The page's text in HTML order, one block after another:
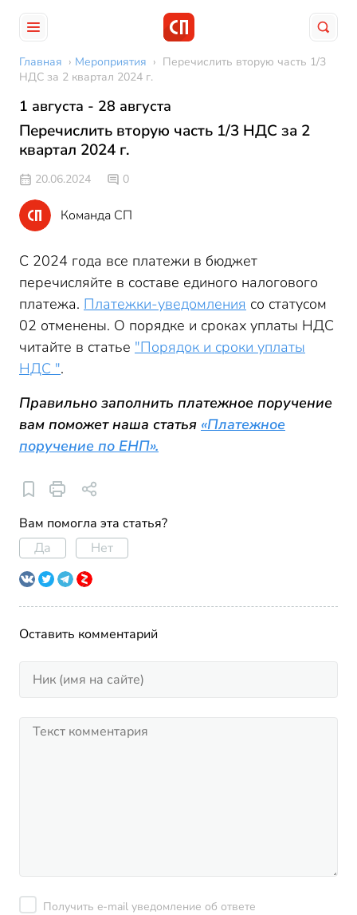
Главная › Мероприятия › Перечислить вторую часть 1/3
НДС за 2 квартал 2024 г.
1 августа - 28 августа
Перечислить вторую часть 1/3 НДС за 2
квартал 2024 г.
20.06.2024 0
Команда СП
С 2024 года все платежи в бюджет
перечисляйте в составе единого налогового
платежа. Платежки-уведомления со статусом
02 отменены. О порядке и сроках уплаты НДС
читайте в статье "Порядок и сроки уплаты
НДС ".
Правильно заполнить платежное поручение
вам поможет наша статья «Платежное
поручение по ЕНП».
Вам помогла эта статья?
Да
Нет
Оставить комментарий
Получить e-mail уведомление об ответе